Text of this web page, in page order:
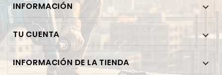
INFORMACIÓN 
TU CUENTA 
INFORMACIÓN DE LA TIENDA 